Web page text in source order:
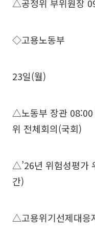
△공정위 부위원장
◇고용노동부
23일(월)
△노동부 장관 08:00
위 전체회의(국회)
△’26년 위험성평가
간)
△고용위기선제대응